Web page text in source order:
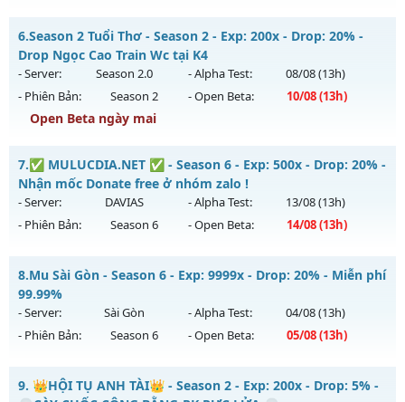
Antihack: Phoenix chống hack mới
MU HỎA LONG - 🌍 Website: https://muhoalong.pro
Mu mới ra tháng 08 2026 - Mở máy chủ
https://facebook.com/muhoalongvào 13h ngày
09/08/2626
Exp: 9999x - Drop: 20%
Thể loại: Mu Nguyên bản Webzen
Antihack: XShield
6.Season 2 Tuổi Thơ - Season 2 - Exp: 200x - Drop: 20% -
Drop Ngọc Cao Train Wc tại K4
- Server: Season 2.0 - Alpha Test: 08/08(13h)
- Phiên Bản:
Season 2 - Open Beta: 10/08(13h)
Open Beta ngày mai
Season 2 Tuổi Thơ - Drop Ngọc Cao Train Wc tại K4
Mu mới ra tháng 08 2026 - Mở máy chủ
ngày 10/08/2626
Exp: 200x - Drop: 20%
Thể loại: Mu Bán Đồ Full Trong Shop
Antihack: GameGuard
7.✅ MULUCDIA.NET ✅ - Season 6 - Exp: 500x - Drop: 20% -
Nhận mốc Donate free ở nhóm zalo !
- Server: DAVIAS - Alpha Test: 13/08(13h)
- Phiên Bản:
Season 6 - Open Beta: 14/08(13h)
✅ MULUCDIA.NET ✅ - Nhận mốc Donate free ở nhóm zalo !
Mu mới ra tháng 08 2026 - Mở máy chủ
ngày 14/08/2626
Exp: 500x - Drop: 20%
Thể loại: Mu Nguyên bản Webzen
8.Mu Sài Gòn - Season 6 - Exp: 9999x - Drop: 20% - Miễn phí
99.99%
- Server: Sài Gòn - Alpha Test: 04/08(13h)
- Phiên Bản:
Season 6 - Open Beta: 05/08(13h)
Mu Sài Gòn - Miễn phí 99.99%
9. 👑HỘI TỤ ANH TÀI👑 - Season 2 - Exp: 200x - Drop: 5% -